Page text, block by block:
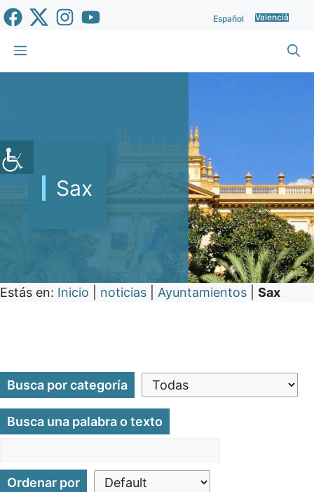
Vés
al
contingut
Español Valencià
Menu
Sax
Estás en: Inicio noticias Ayuntamientos Sax
Busca por categoría
Busca una palabra o texto
Ordenar por